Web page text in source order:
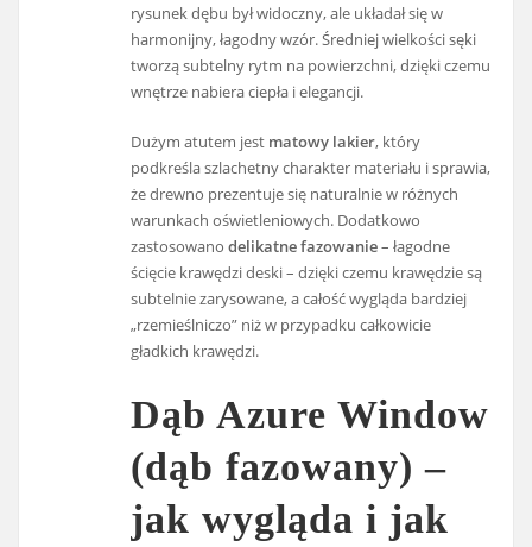
rysunek dębu był widoczny, ale układał się w
harmonijny, łagodny wzór. Średniej wielkości sęki
tworzą subtelny rytm na powierzchni, dzięki czemu
wnętrze nabiera ciepła i elegancji.
Dużym atutem jest matowy lakier, który
podkreśla szlachetny charakter materiału i sprawia,
że drewno prezentuje się naturalnie w różnych
warunkach oświetleniowych. Dodatkowo
zastosowanodelikatne fazowanie– łagodne
ścięcie krawędzi deski – dzięki czemu krawędzie są
subtelnie zarysowane, a całość wygląda bardziej
„rzemieślniczo” niż w przypadku całkowicie
gładkich krawędzi.
Dąb Azure Window
(dąb fazowany) –
jak wygląda i jak